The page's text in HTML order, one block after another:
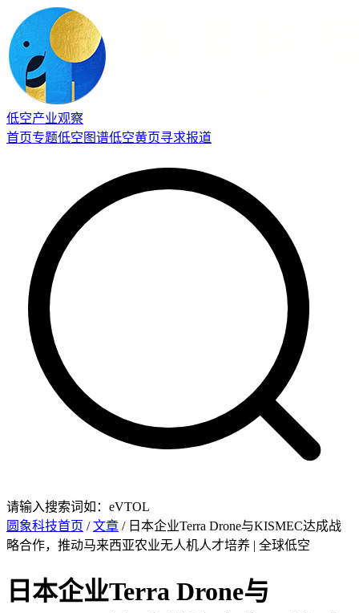
低空产业观察
首页专题低空图谱低空黄页寻求报道
请输入搜索词如：eVTOL
圆象科技首页 /文章 / 日本企业Terra Drone与KISMEC达成战
略合作，推动马来西亚农业无人机人才培养 | 全球低空
日本企业Terra Drone与